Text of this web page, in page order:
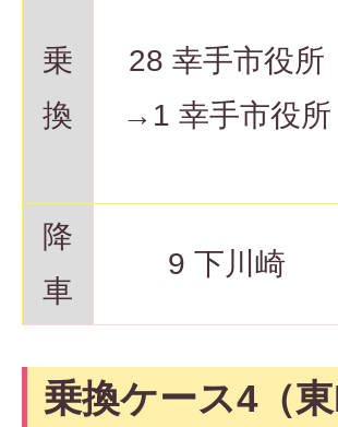
乗
換
28 幸手市役所
→1 幸手市役所
降
車
9 下川崎
乗換ケース4（